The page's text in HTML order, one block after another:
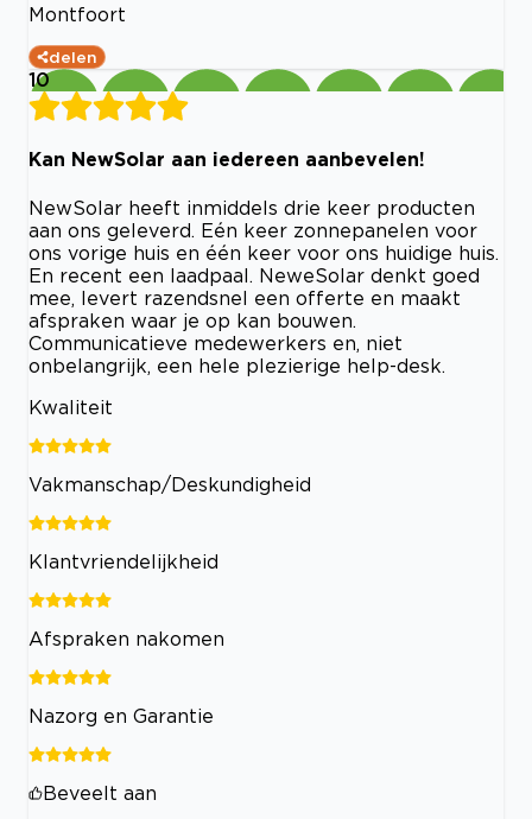
Montfoort
delen
10
Kan NewSolar aan iedereen aanbevelen!
NewSolar heeft inmiddels drie keer producten
aan ons geleverd. Eén keer zonnepanelen voor
ons vorige huis en één keer voor ons huidige huis.
En recent een laadpaal. NeweSolar denkt goed
mee, levert razendsnel een offerte en maakt
afspraken waar je op kan bouwen.
Communicatieve medewerkers en, niet
onbelangrijk, een hele plezierige help-desk.
Kwaliteit
Vakmanschap/Deskundigheid
Klantvriendelijkheid
Afspraken nakomen
Nazorg en Garantie
Beveelt aan